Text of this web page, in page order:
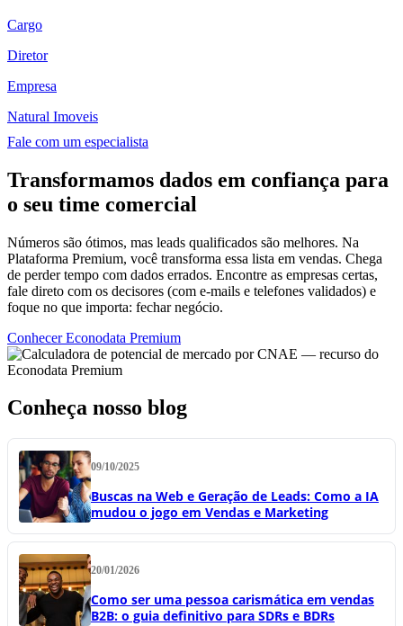
Cargo
Diretor
Empresa
Natural Imoveis
Fale com um especialista
Transformamos dados em confiança para
o seu time comercial
Números são ótimos, mas leads qualificados são melhores. Na
Plataforma Premium, você transforma essa lista em vendas. Chega
de perder tempo com dados errados. Encontre as empresas certas,
fale direto com os decisores (com e-mails e telefones validados) e
foque no que importa: fechar negócio.
Conhecer Econodata Premium
Conheça nosso blog
09/10/2025
Buscas na Web e Geração de Leads: Como a IA
mudou o jogo em Vendas e Marketing
20/01/2026
Como ser uma pessoa carismática em vendas
B2B: o guia definitivo para SDRs e BDRs